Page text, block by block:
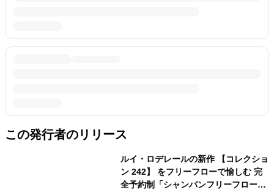
この発行者のリリース
ルイ・ロデレールの新作 【コレクショ
ン 242】 をフリーフローで愉しむ 完
全予約制「シャンパンフリーフロープ